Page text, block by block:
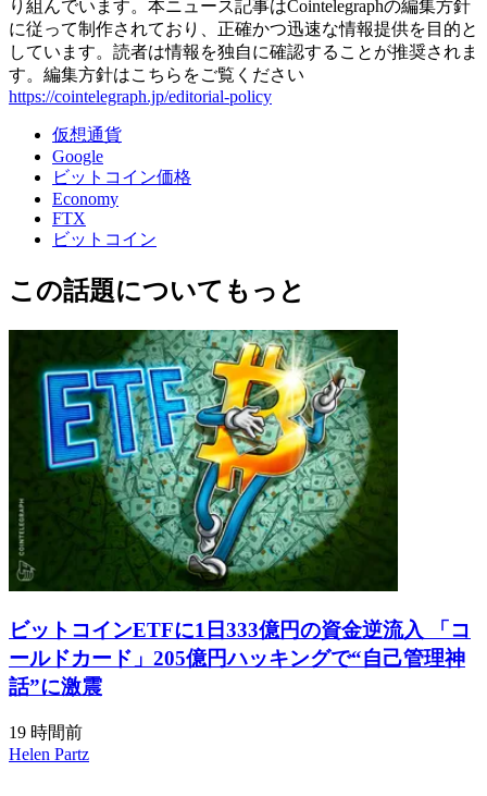
り組んでいます。本ニュース記事はCointelegraphの編集方針
に従って制作されており、正確かつ迅速な情報提供を目的と
しています。読者は情報を独自に確認することが推奨されま
す。編集方針はこちらをご覧ください
https://cointelegraph.jp/editorial-policy
仮想通貨
Google
ビットコイン価格
Economy
FTX
ビットコイン
この話題についてもっと
ビットコインETFに1日333億円の資金逆流入 「コ
ールドカード」205億円ハッキングで“自己管理神
話”に激震
19 時間前
Helen Partz